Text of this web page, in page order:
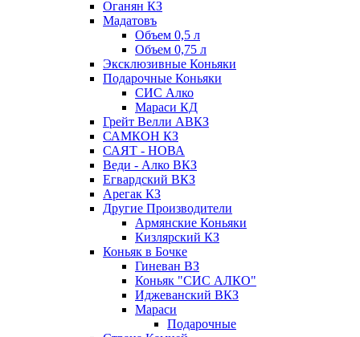
Оганян КЗ
Мадатовъ
Объем 0,5 л
Объем 0,75 л
Эксклюзивные Коньяки
Подарочные Коньяки
СИС Алко
Мараси КД
Грейт Велли АВКЗ
САМКОН КЗ
САЯТ - НОВА
Веди - Алко ВКЗ
Егвардский ВКЗ
Арегак КЗ
Другие Производители
Армянские Коньяки
Кизлярский КЗ
Коньяк в Бочке
Гиневан ВЗ
Коньяк "СИС АЛКО"
Иджеванский ВКЗ
Мараси
Подарочные